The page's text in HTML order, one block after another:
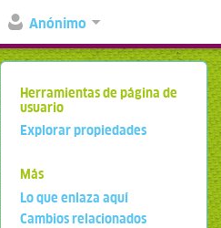
Anónimo
Herramientas de página de
usuario
Explorar propiedades
Más
Lo que enlaza aquí
Cambios relacionados